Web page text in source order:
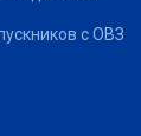
с ОВЗ